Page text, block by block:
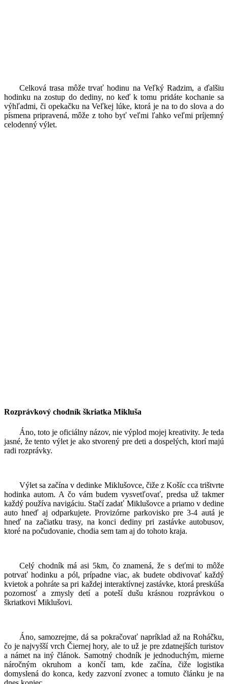
Celková trasa môže trvať hodinu na Veľký Radzim, a ďalšiu
hodinku na zostup do dediny, no keď k tomu pridáte kochanie sa
výhľadmi, či opekačku na Veľkej lúke, ktorá je na to do slova a do
písmena pripravená, môže z toho byť veľmi ľahko veľmi príjemný
celodenný výlet.
Rozprávkový chodník škriatka Mikluša
Áno, toto je oficiálny názov, nie výplod mojej kreativity. Je teda
jasné, že tento výlet je ako stvorený pre deti a dospelých, ktorí majú
radi rozprávky.
Výlet sa začína v dedinke Miklušovce, čiže z Košíc cca trištvrte
hodinka autom. A čo vám budem vysvetľovať, predsa už takmer
každý používa navigáciu. Stačí zadať Miklušovce a priamo v dedine
auto hneď aj odparkujete. Provizórne parkovisko pre 3-4 autá je
hneď na začiatku trasy, na konci dediny pri zastávke autobusov,
ktoré na počudovanie, chodia sem tam aj do tohoto kraja.
Celý chodník má asi 5km, čo znamená, že s deťmi to môže
potrvať hodinku a pól, prípadne viac, ak budete obdivovať každý
kvietok a pohráte sa pri každej interaktívnej zastávke, ktorá preskúša
pozornosť a zmysly detí a poteší dušu krásnou rozprávkou o
škriatkovi Miklušovi.
Áno, samozrejme, dá sa pokračovať napríklad až na Roháčku,
čo je najvyšší vrch Čiernej hory, ale to už je pre zdatnejších turistov
a námet na iný článok. Samotný chodník je jednoduchým, mierne
náročným okruhom a končí tam, kde začína, čiže logistika
domyslená do konca, kedy zazvoní zvonec a tomuto článku je na